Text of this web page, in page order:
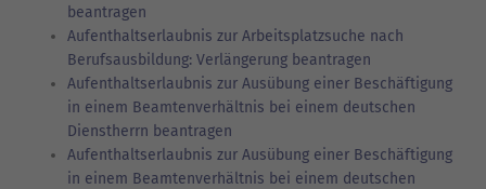
beantragen
Aufenthaltserlaubnis zur Arbeitsplatzsuche nach
Berufsausbildung: Verlängerung beantragen
Aufenthaltserlaubnis zur Ausübung einer Beschäftigung
in einem Beamtenverhältnis bei einem deutschen
Dienstherrn beantragen
Aufenthaltserlaubnis zur Ausübung einer Beschäftigung
in einem Beamtenverhältnis bei einem deutschen